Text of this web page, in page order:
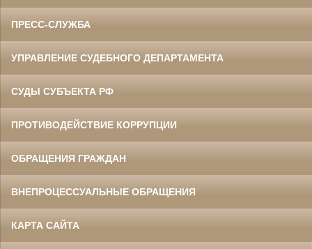
ПРЕСС-СЛУЖБА
УПРАВЛЕНИЕ СУДЕБНОГО ДЕПАРТАМЕНТА
СУДЫ СУБЪЕКТА РФ
ПРОТИВОДЕЙСТВИЕ КОРРУПЦИИ
ОБРАЩЕНИЯ ГРАЖДАН
ВНЕПРОЦЕССУАЛЬНЫЕ ОБРАЩЕНИЯ
КАРТА САЙТА